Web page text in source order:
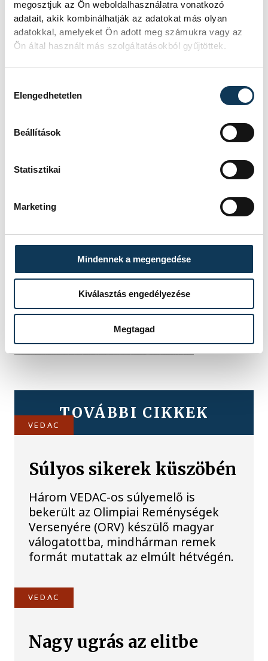
megosztjuk az Ön weboldalhasználatra vonatkozó
adatait, akik kombinálhatják az adatokat más olyan
adatokkal, amelyeket Ön adott meg számukra vagy az
Ön által használt más szolgáltatásokból gyűjtöttek.
Elengedhetetlen
Beállítások
Statisztikai
Marketing
Mindennek a megengedése
Kiválasztás engedélyezése
Megtagad
TOVÁBBI CIKKEK
VEDAC
Súlyos sikerek küszöbén
Három VEDAC-os súlyemelő is
bekerült az Olimpiai Reménységek
Versenyére (ORV) készülő magyar
válogatottba, mindhárman remek
formát mutattak az elmúlt hétvégén.
VEDAC
Nagy ugrás az elitbe